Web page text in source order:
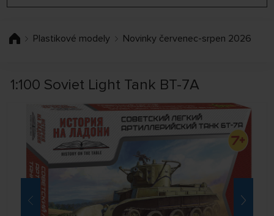
Plastikové modely Novinky červenec-srpen 2026
1:100 Soviet Light Tank BT-7A